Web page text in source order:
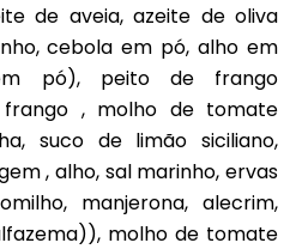
de aveia, azeite de oliva
cebola em pó, alho em
pó), peito de frango
, molho de tomate
suco de limão siciliano,
, alho, sal marinho, ervas
manjerona, alecrim,
molho de tomate